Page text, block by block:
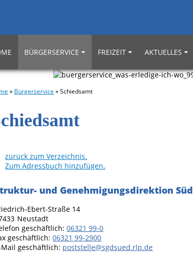
BÜRGERSERVICE FREIZEIT AKTUELLES
» Bürgerservice »Schiedsamt
zurück zum Verzeichnis.
Zum Adressbuch hinzufügen.
und Genehmigungsdirektion Süd
Ebert-Straße 14
Neustadt
geschäftlich: 06321 99-0
geschäftlich: 06321 99-2900
Mail geschäftlich: poststelle@sgdsued.rlp.de